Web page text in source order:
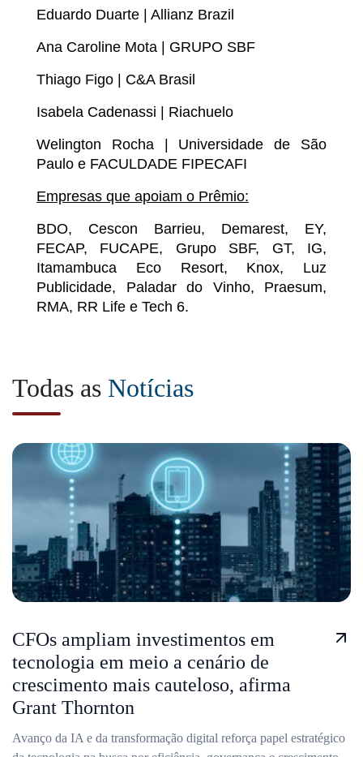
Eduardo Duarte | Allianz Brazil
Ana Caroline Mota | GRUPO SBF
Thiago Figo | C&A Brasil
Isabela Cadenassi | Riachuelo
Welington Rocha | Universidade de São
Paulo e FACULDADE FIPECAFI
Empresas que apoiam o Prêmio:
BDO, Cescon Barrieu, Demarest, EY,
FECAP, FUCAPE, Grupo SBF, GT, IG,
Itamambuca Eco Resort, Knox, Luz
Publicidade, Paladar do Vinho, Praesum,
RMA, RR Life e Tech 6.
Todas as Notícias
CFOs ampliam investimentos em
tecnologia em meio a cenário de
crescimento mais cauteloso, afirma
Grant Thornton
Avanço da IA e da transformação digital reforça papel estratégico